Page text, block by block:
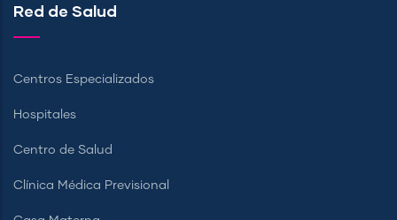
Red de Salud
Centros Especializados
Hospitales
Centro de Salud
Clínica Médica Previsional